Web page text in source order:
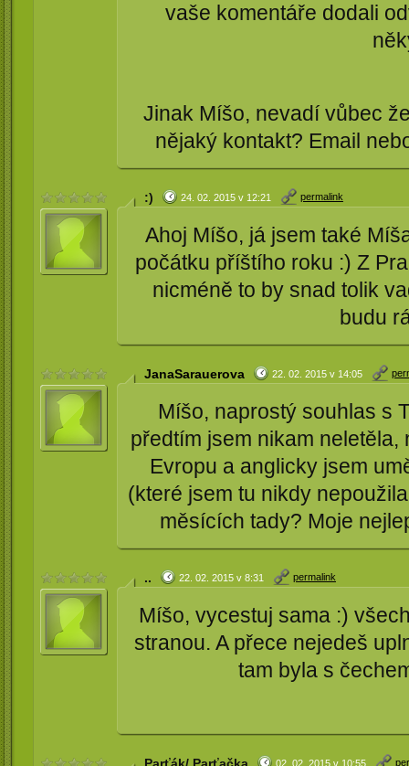
vaše komentáře dodali
Jinak Míšo, nevadí vůbec
nějaký kontakt? Email
:) 24. 02. 2015 v 12:21 permalink
Ahoj Míšo, já jsem také
počátku příštího roku :) Z
nicméně to by snad tolik
budu
JanaSarauerova 22. 02. 2015 v 14:05
Míšo, naprostý souhlas s
předtím jsem nikam
Evropu a anglicky jsem
(které jsem tu nikdy
měsících tady? Moje
.. 22. 02. 2015 v 8:31 permalink
Míšo, vycestuj sama :)
stranou. A přece nejedeš
tam byla s
02. 02. 2015 v 10:55